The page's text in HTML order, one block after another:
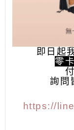
即日起
零
詢問
https://